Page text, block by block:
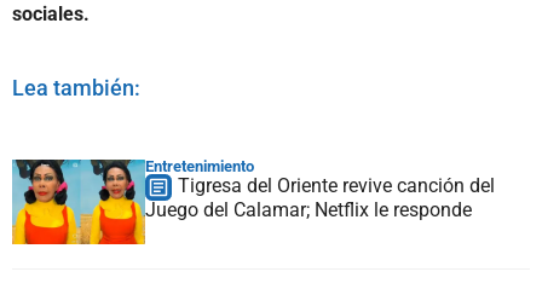
sociales.
Lea también:
Entretenimiento
Tigresa del Oriente revive canción del
Juego del Calamar; Netflix le responde